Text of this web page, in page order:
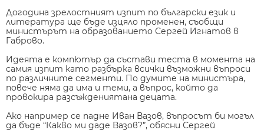
Догодина зрелостният изпит по български език и
литература ще бъде изцяло променен, съобщи
министърът на образованието Сергей Игнатов в
Габрово.
Идеята е компютър да състави теста в момента на
самия изпит като разбърка всички възможни въпроси
по различните сегменти. По думите на министъра,
повече няма да има и теми, а въпрос, който да
провокира разсъждениятана децата.
Ако например се падне Иван Вазов, въпросът би могъл
да бъде “Какво ми даде Вазов?”, обясни Сергей